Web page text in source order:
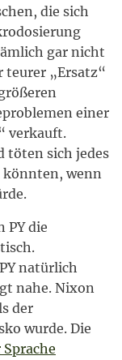
die sich
gar nicht
teurer „Ersatz“
einer
verkauft.
töten sich jedes
könnten, wenn
PY die
natürlich
nahe. Nixon
der
wurde. Die